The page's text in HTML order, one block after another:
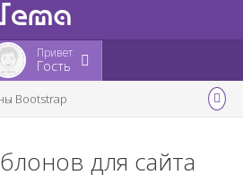
Привет
Гость
Bootstrap
для сайта